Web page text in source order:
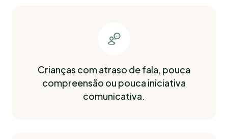
Crianças com atraso de fala, pouca
compreensão ou pouca iniciativa
comunicativa.